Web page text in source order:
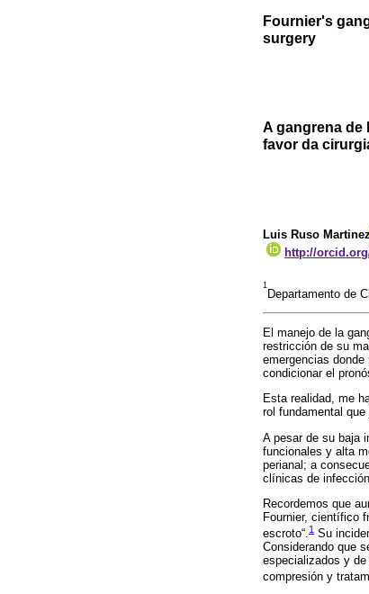
Fournier's
surgery
A gangrena de
favor da
Luis Ruso Martinez
http://orcid.org/
1
Departamento de
El manejo de la
restricción de su
emergencias
condicionar el
Esta realidad, me
rol fundamental
A pesar de su baja
funcionales y alta
perianal; a
clínicas de
Recordemos que
Fournier, científico
escroto“.1 Su
Considerando que
especializados y
compresión y